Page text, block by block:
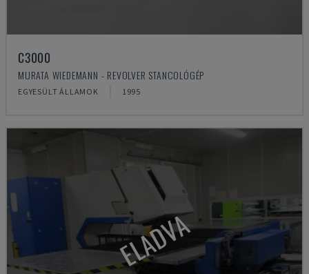
C3000
MURATA WIEDEMANN - REVOLVER STANCOLÓGÉP
EGYESÜLT ÁLLAMOK 1995
ELADVA